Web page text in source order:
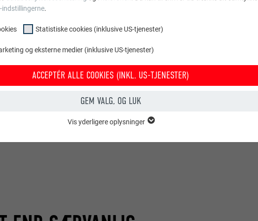
indstillingerne.
Statistiske cookies (inklusive US-tjenester)
og eksterne medier (inklusive US-tjenester)
ACCEPTÉR ALLE COOKIES (INKL. US-TJENESTER)
GEM VALG, OG LUK
Vis yderligere oplysninger